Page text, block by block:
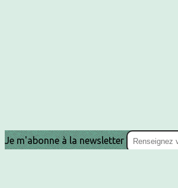
Je m'abonne à la newsletter